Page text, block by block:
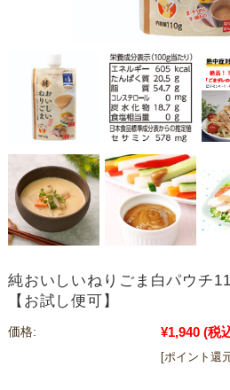
純おいしいねりごま白パウ
【お試し便可】
価格: ¥1,940 (税
[ポイント還